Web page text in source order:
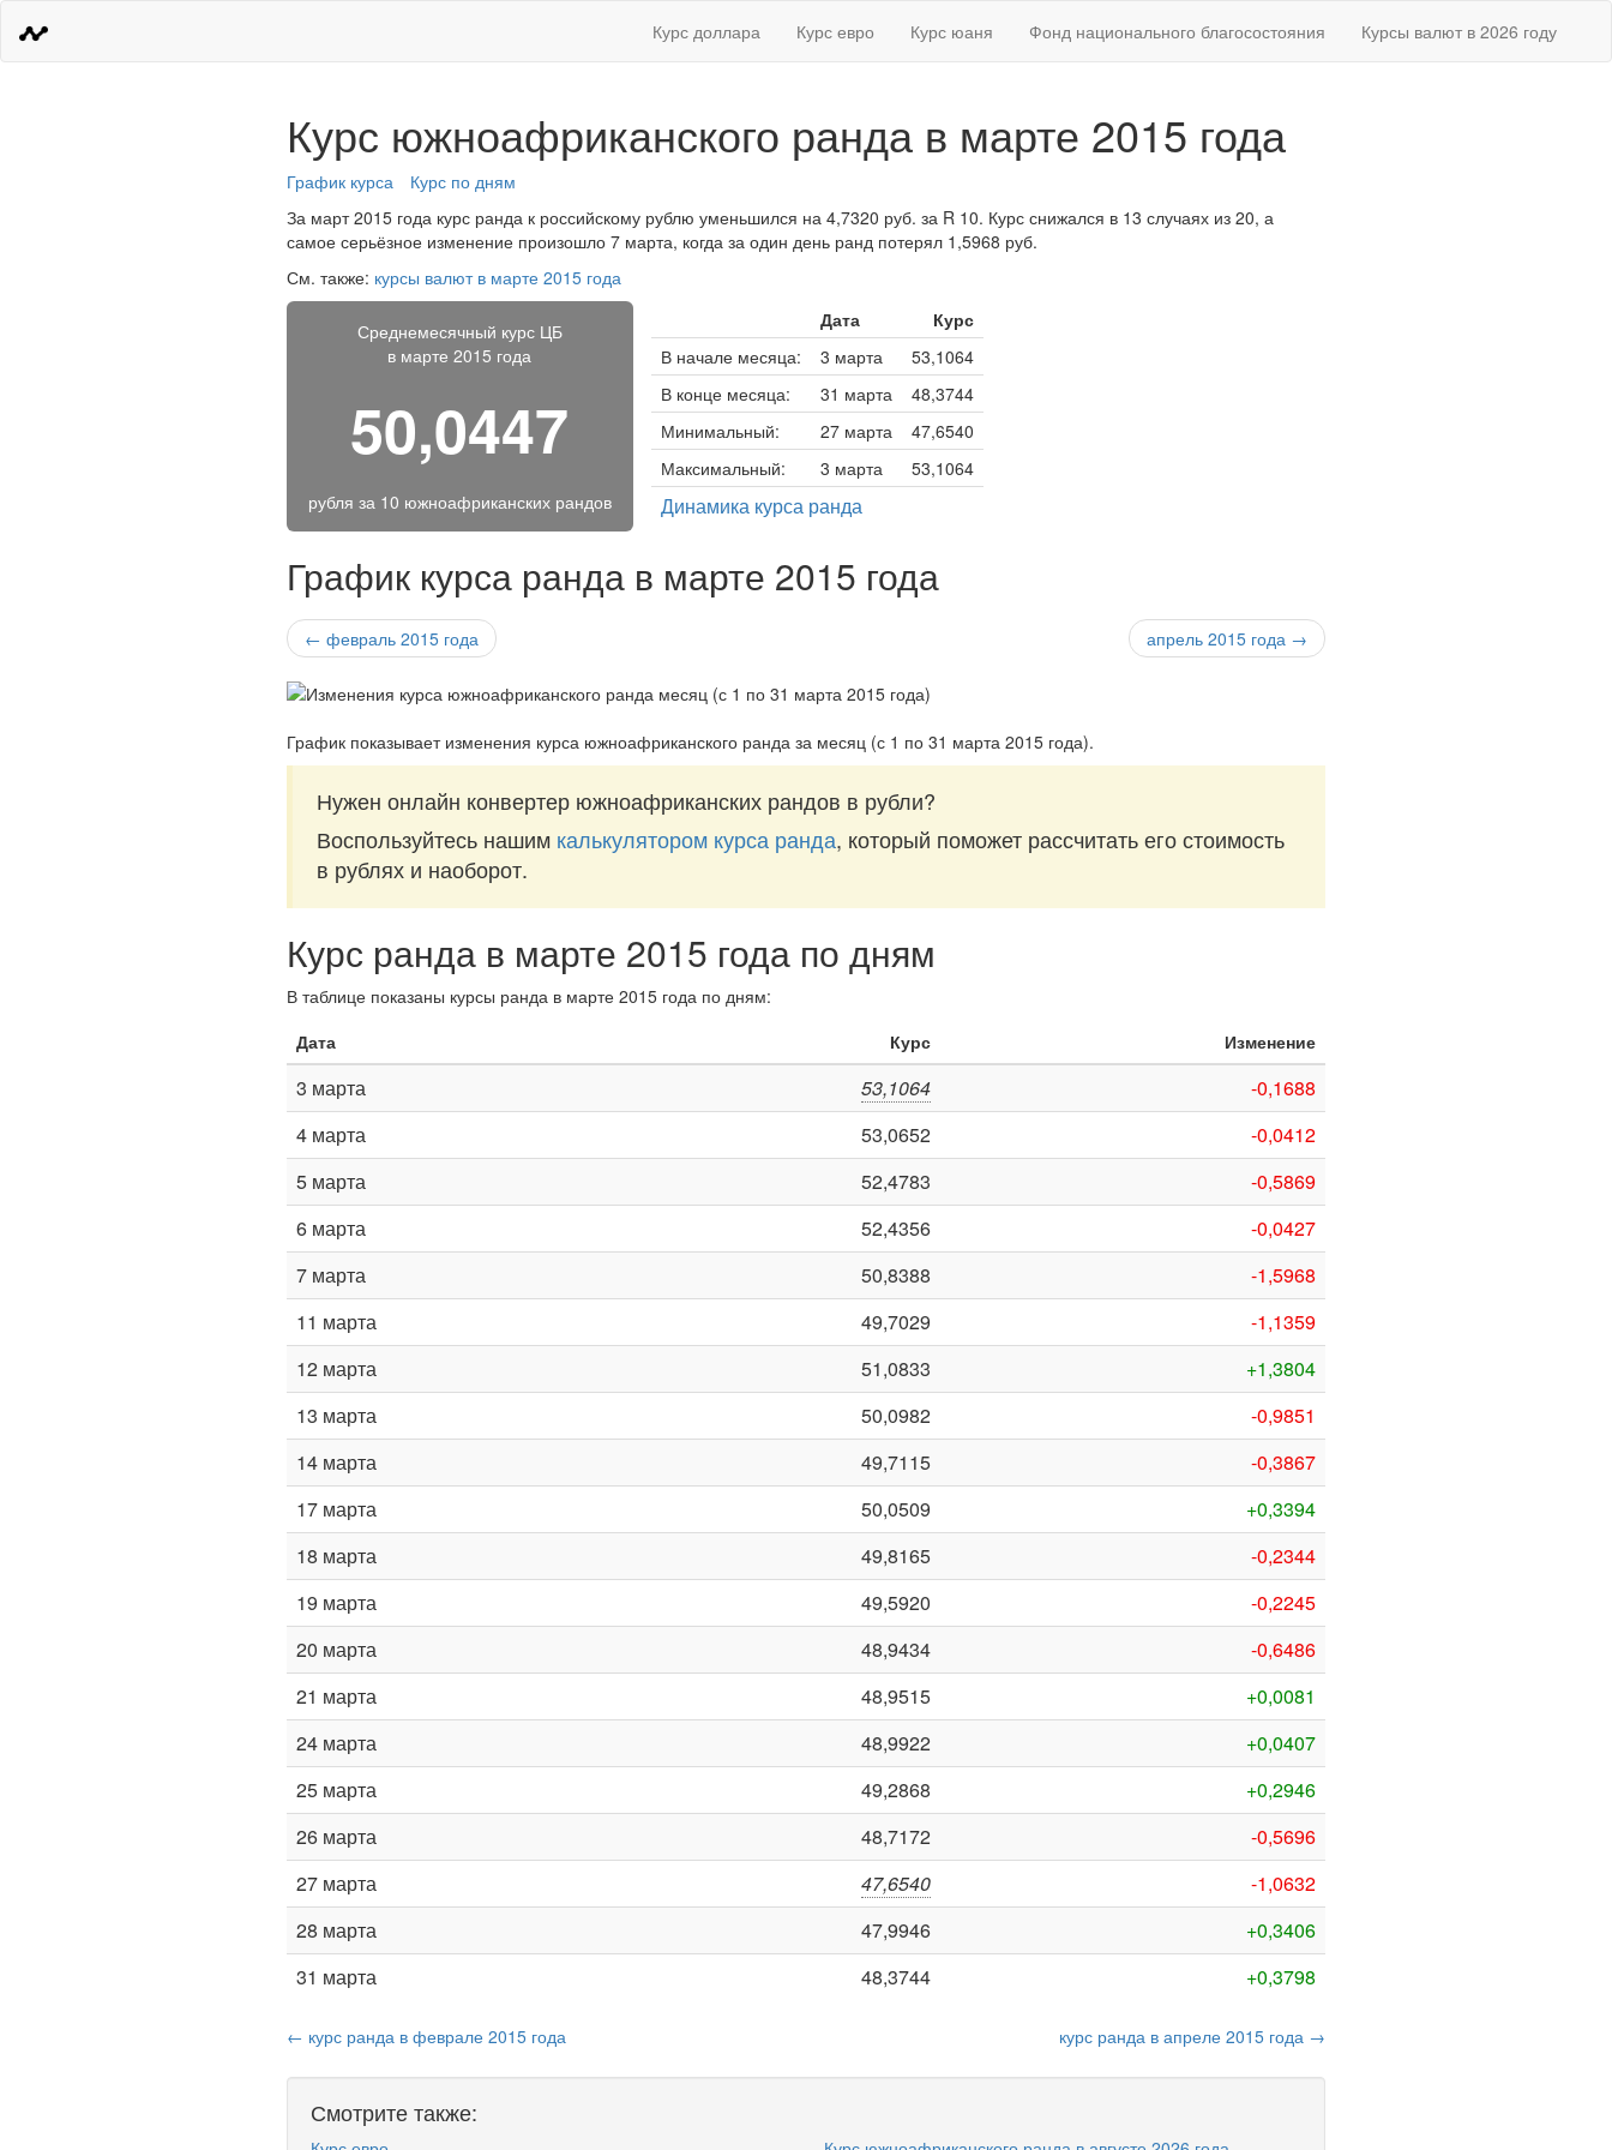
Курс доллара Курс евро Курс юаня Фонд национального благосостояния Курсы валют в 2026 году
Курс южноафриканского ранда в марте 2015 года
График курса
Курс по дням
За март 2015 года курс ранда к российскому рублю уменьшился на 4,7320 руб. за R 10. Курс снижался в 13 случаях из 20, а
самое серьёзное изменение произошло 7 марта, когда за один день ранд потерял 1,5968 руб.
См. также: курсы валют в марте 2015 года
Среднемесячный курс ЦБ
в марте 2015 года
50,0447
рубля за 10 южноафриканских рандов
Дата
Курс
В начале месяца:
3 марта
53,1064
В конце месяца:
31 марта
48,3744
Минимальный:
27 марта
47,6540
Максимальный:
3 марта 53,1064
Динамика курса ранда
График курса ранда в марте 2015 года
← февраль 2015 года апрель 2015 года →
График показывает изменения курса южноафриканского ранда за месяц (с 1 по 31 марта 2015 года).
Нужен онлайн конвертер южноафриканских рандов в рубли?
Воспользуйтесь нашим калькулятором курса ранда, который поможет рассчитать его стоимость
в рублях и наоборот.
Курс ранда в марте 2015 года по дням
В таблице показаны курсы ранда в марте 2015 года по дням:
Дата
Курс Изменение
3 марта 53,1064
-0,1688
4 марта
53,0652
-0,0412
5 марта
52,4783
-0,5869
6 марта
52,4356
-0,0427
7 марта
50,8388
-1,5968
11 марта
49,7029
-1,1359
12 марта
51,0833
+1,3804
13 марта
50,0982
-0,9851
14 марта
49,7115
-0,3867
17 марта
50,0509
+0,3394
18 марта
49,8165
-0,2344
19 марта
49,5920
-0,2245
20 марта
48,9434
-0,6486
21 марта
48,9515
+0,0081
24 марта
48,9922
+0,0407
25 марта
49,2868
+0,2946
26 марта
48,7172
-0,5696
27 марта
47,6540
-1,0632
28 марта
47,9946
+0,3406
31 марта
48,3744 +0,3798
← курс ранда в феврале 2015 года курс ранда в апреле 2015 года →
Смотрите также: